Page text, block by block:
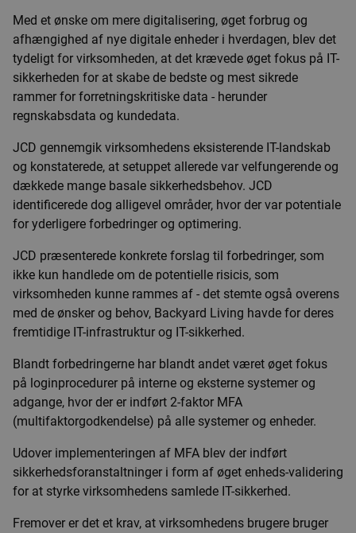
Med et ønske om mere digitalisering, øget forbrug og
afhængighed af nye digitale enheder i hverdagen, blev det
tydeligt for virksomheden, at det krævede øget fokus på IT-
sikkerheden for at skabe de bedste og mest sikrede
rammer for forretningskritiske data - herunder
regnskabsdata og kundedata.
JCD gennemgik virksomhedens eksisterende IT-landskab
og konstaterede, at setuppet allerede var velfungerende og
dækkede mange basale sikkerhedsbehov. JCD
identificerede dog alligevel områder, hvor der var potentiale
for yderligere forbedringer og optimering.
JCD præsenterede konkrete forslag til forbedringer, som
ikke kun handlede om de potentielle risicis, som
virksomheden kunne rammes af - det stemte også overens
med de ønsker og behov, Backyard Living havde for deres
fremtidige IT-infrastruktur og IT-sikkerhed.
Blandt forbedringerne har blandt andet været øget fokus
på loginprocedurer på interne og eksterne systemer og
adgange, hvor der er indført 2-faktor MFA
(multifaktorgodkendelse) på alle systemer og enheder.
Udover implementeringen af MFA blev der indført
sikkerhedsforanstaltninger i form af øget enheds-validering
for at styrke virksomhedens samlede IT-sikkerhed.
Fremover er det et krav, at virksomhedens brugere bruger